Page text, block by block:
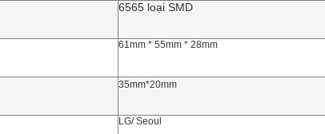
6565 loại SMD
61mm * 55mm * 28mm
35mm*20mm
LG/ Seoul